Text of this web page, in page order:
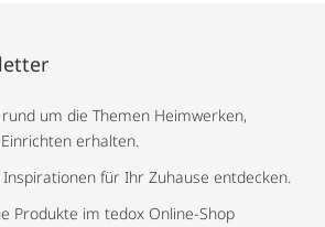
um die Themen Heimwerken,
erhalten.
für Ihr Zuhause entdecken.
Produkte im tedox Online-Shop